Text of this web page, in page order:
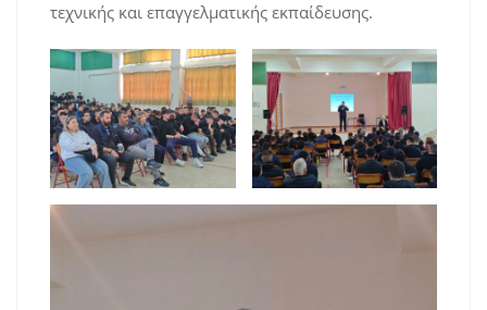
τεχνικής και επαγγελματικής εκπαίδευσης.